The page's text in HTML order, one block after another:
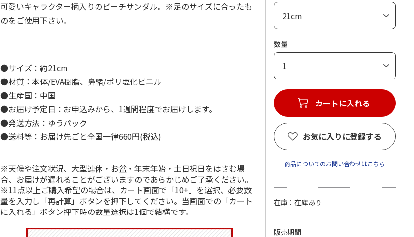
可愛いキャラクター柄入りのビーチサンダル。※足のサイズに合ったも
のをご使用下さい。
●サイズ：約21cm
●材質：本体/EVA樹脂、鼻緒/ポリ塩化ビニル
●生産国：中国
●お届け予定日：お申込みから、1週間程度でお届けします。
●発送方法：ゆうパック
●送料等：お届け先ごと全国一律660円(税込)
※天候や注文状況、大型連休・お盆・年末年始・土日祝日をはさむ場
合、お届けが遅れることがございますのであらかじめご了承ください。
※11点以上ご購入希望の場合は、カート画面で「10+」を選択、必要数
量を入力し「再計算」ボタンを押下してください。当画面での「カート
に入れる」ボタン押下時の数量選択は1個で結構です。
数量
カートに入れる
お気に入りに登録する
商品についてのお問い合わせはこちら
在庫：在庫あり
販売期間